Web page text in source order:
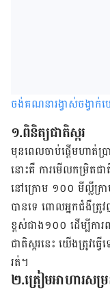
ចង់គណនារង្វាស់ចង្វាក់
១.ពិនិត្យជាតិស្ករ
មុនពេលចាប់ផ្ដើមហាត់
នោះគឺ ការមើលកម្រិតជ
នៅក្រោម ១០០ មីល្លីក្រ
បានទេ ពោលអ្នកជំងឺត្រូ
ខ្ពស់ជាង១០០ ដើម្បីការ
ជាតិស្ករនេះ យើងត្រូវ
រត់។
២.ត្រៀមអាហារសម្